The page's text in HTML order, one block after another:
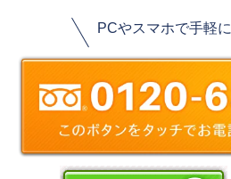
PCやスマホで手軽に